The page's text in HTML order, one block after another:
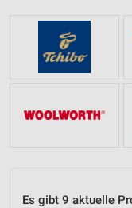
Es gibt 9 aktuelle